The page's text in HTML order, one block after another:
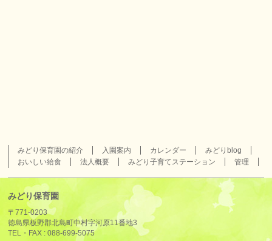
みどり保育園の紹介 入園案内 カレンダー
みどりblog
おいしい給食
法人概要 みどり子育てステーション 管理
みどり保育園
〒771-0203
徳島県板野郡北島町中村字河原11番地3
TEL・FAX :088-699-5075